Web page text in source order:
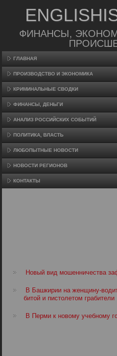
ФИНАНСЫ,
ГЛАВНАЯ
ПРОИЗВΟДСТВО И ЭКОНОМИКА
КРИМИНАЛЬНЫЕ СВОДКИ
ФИНАНСЫ, ДЕНЬГИ
АНАЛИЗ РОССИЙСКИХ СОБЫТИЙ
ПОЛИТИКА, ВЛАСТЬ
ЛЮБОПЫТНЫЕ НОВОСТИ
НОВОСТИ РЕГИОНОВ
КОНТАКТЫ
Новый вид мошенничества
В Башкирии на женщину-
битой и пистолетом грабители
В Перми к новому учебному